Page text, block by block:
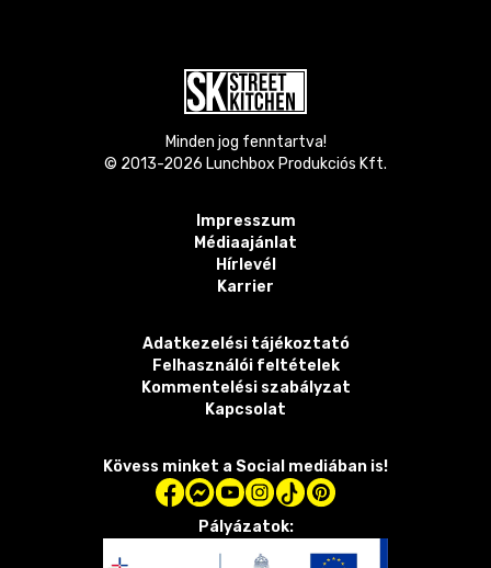
Minden jog fenntartva!
© 2013-2026 Lunchbox Produkciós Kft.
Impresszum
Médiaajánlat
Hírlevél
Karrier
Adatkezelési tájékoztató
Felhasználói feltételek
Kommentelési szabályzat
Kapcsolat
Kövess minket a Social mediában is!
Pályázatok: